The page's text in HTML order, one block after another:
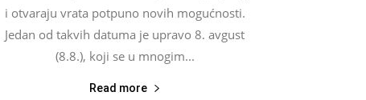
i otvaraju vrata potpuno novih mogućnosti.
Jedan od takvih datuma je upravo 8. avgust
(8.8.), koji se u mnogim...
Read more